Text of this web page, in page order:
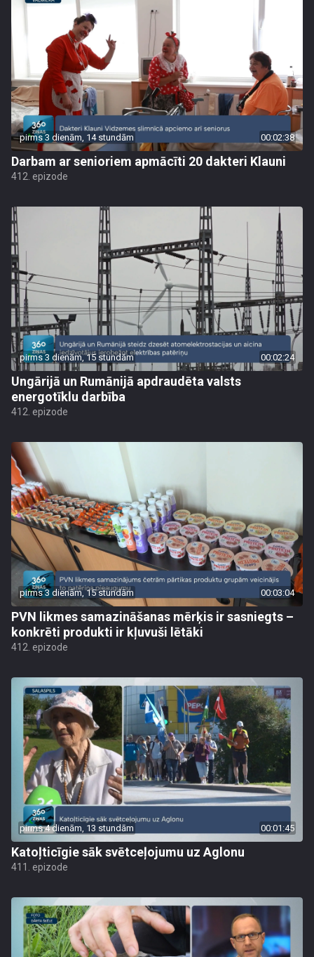
pirms 3 dienām, 14 stundām 00:02:38
Darbam ar senioriem apmācīti 20 dakteri Klauni
412. epizode
pirms 3 dienām, 15 stundām 00:02:24
Ungārijā un Rumānijā apdraudēta valsts
energotīklu darbība
412. epizode
pirms 3 dienām, 15 stundām 00:03:04
PVN likmes samazināšanas mērķis ir sasniegts –
konkrēti produkti ir kļuvuši lētāki
412. epizode
pirms 4 dienām, 13 stundām 00:01:45
Katoļticīgie sāk svētceļojumu uz Aglonu
411. epizode